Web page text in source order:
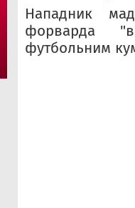
Нападник
форварда
футбольним